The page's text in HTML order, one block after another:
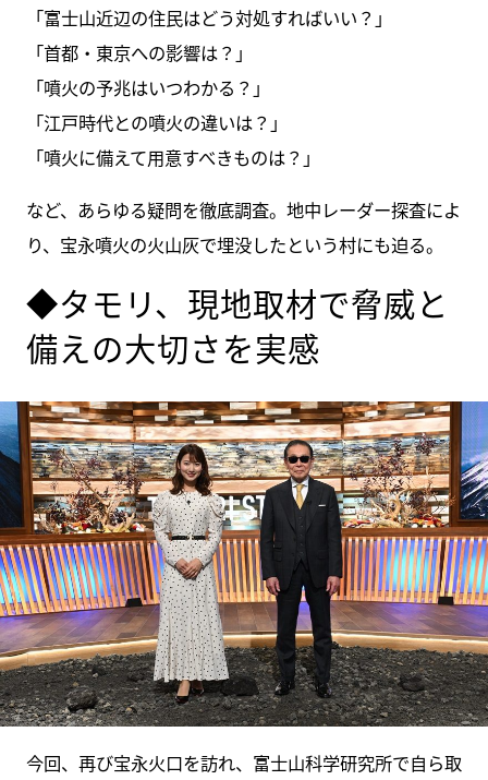
「富士山近辺の住民はどう対処すればいい？」
「首都・東京への影響は？」
「噴火の予兆はいつわかる？」
「江戸時代との噴火の違いは？」
「噴火に備えて用意すべきものは？」
など、あらゆる疑問を徹底調査。地中レーダー探査によ
り、宝永噴火の火山灰で埋没したという村にも迫る。
◆タモリ、現地取材で脅威と
備えの大切さを実感
今回、再び宝永火口を訪れ、富士山科学研究所で自ら取